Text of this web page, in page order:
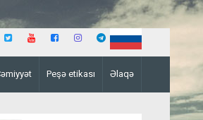
Peşə etikası Əlaqə